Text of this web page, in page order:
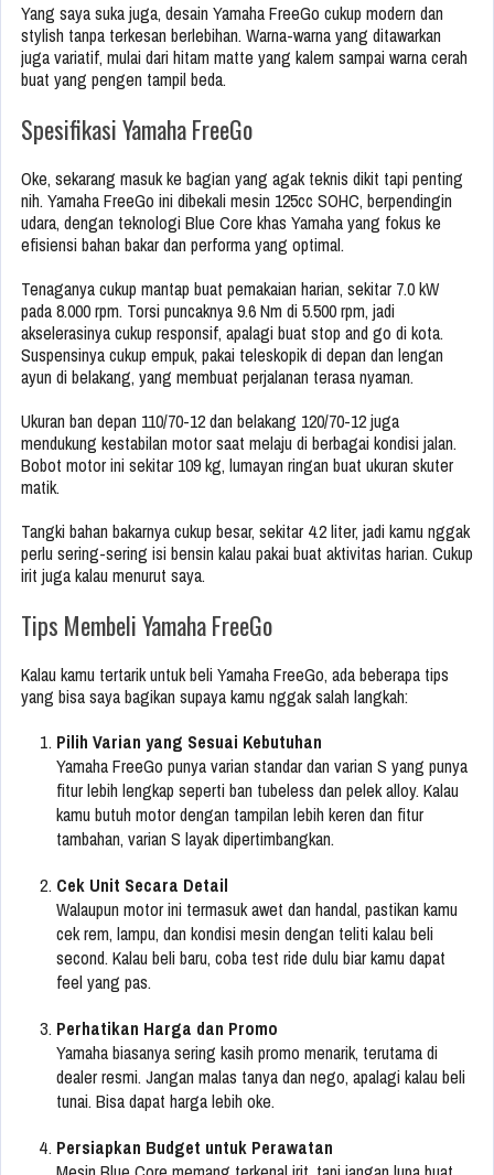
Yang saya suka juga, desain Yamaha FreeGo cukup modern dan
stylish tanpa terkesan berlebihan. Warna-warna yang ditawarkan
juga variatif, mulai dari hitam matte yang kalem sampai warna cerah
buat yang pengen tampil beda.
Spesifikasi Yamaha FreeGo
Oke, sekarang masuk ke bagian yang agak teknis dikit tapi penting
nih. Yamaha FreeGo ini dibekali mesin 125cc SOHC, berpendingin
udara, dengan teknologi Blue Core khas Yamaha yang fokus ke
efisiensi bahan bakar dan performa yang optimal.
Tenaganya cukup mantap buat pemakaian harian, sekitar 7.0 kW
pada 8.000 rpm. Torsi puncaknya 9.6 Nm di 5.500 rpm, jadi
akselerasinya cukup responsif, apalagi buat stop and go di kota.
Suspensinya cukup empuk, pakai teleskopik di depan dan lengan
ayun di belakang, yang membuat perjalanan terasa nyaman.
Ukuran ban depan 110/70-12 dan belakang 120/70-12 juga
mendukung kestabilan motor saat melaju di berbagai kondisi jalan.
Bobot motor ini sekitar 109 kg, lumayan ringan buat ukuran skuter
matik.
Tangki bahan bakarnya cukup besar, sekitar 4.2 liter, jadi kamu nggak
perlu sering-sering isi bensin kalau pakai buat aktivitas harian. Cukup
irit juga kalau menurut saya.
Tips Membeli Yamaha FreeGo
Kalau kamu tertarik untuk beli Yamaha FreeGo, ada beberapa tips
yang bisa saya bagikan supaya kamu nggak salah langkah:
Pilih Varian yang Sesuai Kebutuhan
Yamaha FreeGo punya varian standar dan varian S yang punya
fitur lebih lengkap seperti ban tubeless dan pelek alloy. Kalau
kamu butuh motor dengan tampilan lebih keren dan fitur
tambahan, varian S layak dipertimbangkan.
Cek Unit Secara Detail
Walaupun motor ini termasuk awet dan handal, pastikan kamu
cek rem, lampu, dan kondisi mesin dengan teliti kalau beli
second. Kalau beli baru, coba test ride dulu biar kamu dapat
feel yang pas.
Perhatikan Harga dan Promo
Yamaha biasanya sering kasih promo menarik, terutama di
dealer resmi. Jangan malas tanya dan nego, apalagi kalau beli
tunai. Bisa dapat harga lebih oke.
Persiapkan Budget untuk Perawatan